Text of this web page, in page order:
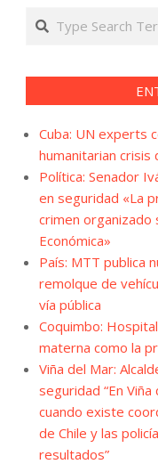
Search
Cuba: UN experts
humanitarian crisis
Política: Senador
en seguridad «La
crimen organizado
Económica»
País: MTT publica
remolque de
vía pública
Coquimbo:
materna como la
Viña del Mar:
seguridad “En
cuando existe
de Chile y las
resultados”